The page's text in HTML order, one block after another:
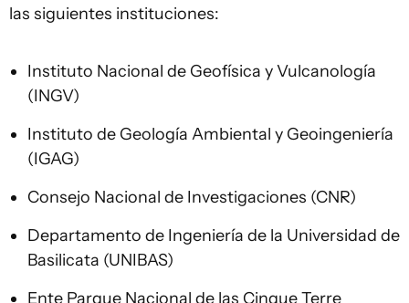
las siguientes instituciones:
Instituto Nacional de Geofísica y Vulcanología
(INGV)
Instituto de Geología Ambiental y Geoingeniería
(IGAG)
Consejo Nacional de Investigaciones (CNR)
Departamento de Ingeniería de la Universidad de
Basilicata (UNIBAS)
Ente Parque Nacional de las Cinque Terre